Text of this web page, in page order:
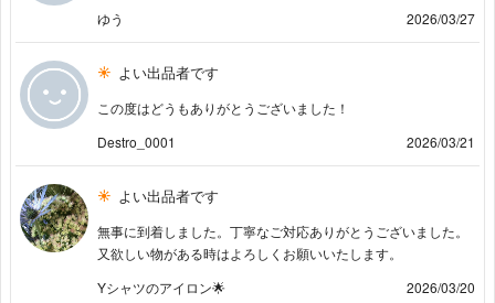
ゆう 2026/03/27
よい出品者です
この度はどうもありがとうございました！
Destro_0001
2026/03/21
よい出品者です
無事に到着しました。丁寧なご対応ありがとうございました。
又欲しい物がある時はよろしくお願いいたします。
Yシャツのアイロン🌟
2026/03/20